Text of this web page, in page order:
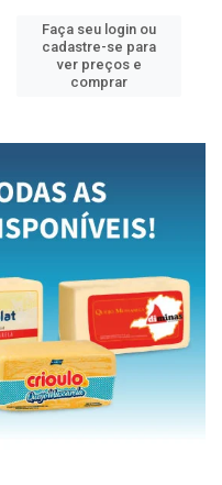
Faça seu login ou
cadastre-se para
ver preços e
comprar